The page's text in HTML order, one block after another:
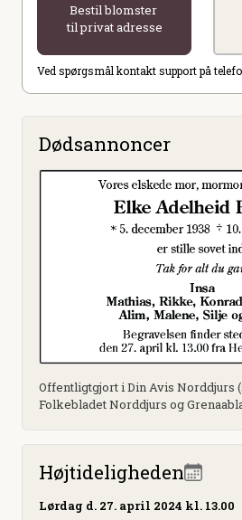
Bestil blomster
til privat adresse
Ved spørgsmål kontakt support på
Dødsannoncer
Offentligtgjort i Din Avis Norddjurs
Folkebladet Norddjurs og
Højtideligheden
Lørdag d. 27. april 2024 kl. 13.00